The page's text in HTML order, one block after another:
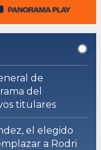
de
del
titulares
el elegido
a Rodri